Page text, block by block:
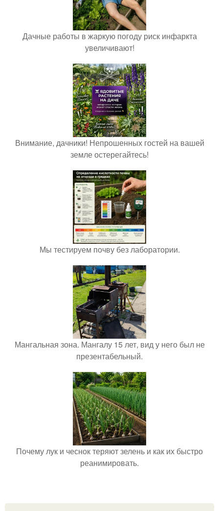
Дачные работы в жаркую погоду риск инфаркта
увеличивают!
Внимание, дачники! Непрошенных гостей на вашей
земле остерегайтесь!
Мы тестируем почву без лаборатории.
Мангальная зона. Мангалу 15 лет, вид у него был не
презентабельный.
Почему лук и чеснок теряют зелень и как их быстро
реанимировать.